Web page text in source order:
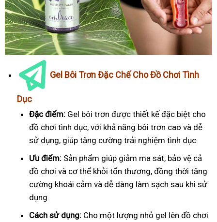
Gel Bôi Trơn Đặc Chế Cho Đồ Chơi Tình
Dục
Đặc điểm: Gel bôi trơn được thiết kế đặc biệt cho
đồ chơi tình dục, với khả năng bôi trơn cao và dễ
sử dụng, giúp tăng cường trải nghiệm tình dục.
Ưu điểm: Sản phẩm giúp giảm ma sát, bảo vệ cả
đồ chơi và cơ thể khỏi tổn thương, đồng thời tăng
cường khoái cảm và dễ dàng làm sạch sau khi sử
dụng.
Cách sử dụng: Cho một lượng nhỏ gel lên đồ chơi